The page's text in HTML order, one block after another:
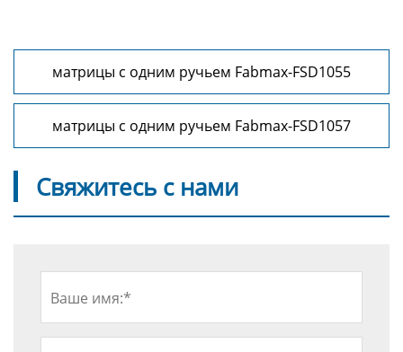
матрицы с одним ручьем Fabmax-FSD1055
матрицы с одним ручьем Fabmax-FSD1057
Свяжитесь с нами